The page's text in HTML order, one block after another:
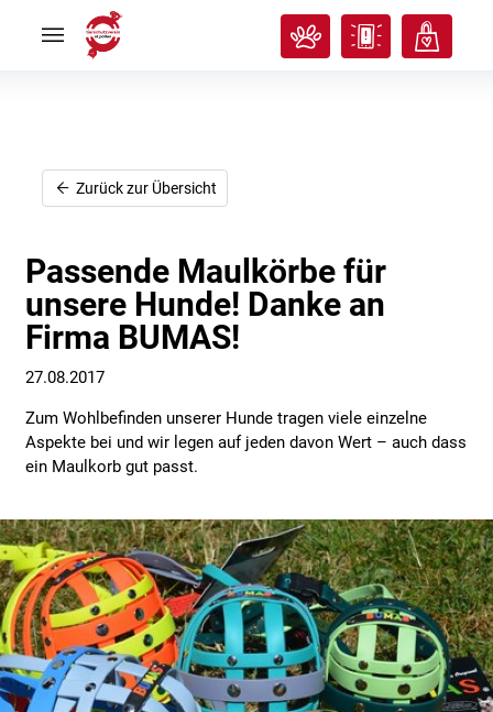
uns
Ich
will
uns
Ich
will
Zurück zur Übersicht
Passende Maulkörbe für
unsere Hunde! Danke an
Firma BUMAS!
27.08.2017
Zum Wohlbefinden unserer Hunde tragen viele einzelne
Aspekte bei und wir legen auf jeden davon Wert – auch dass
ein Maulkorb gut passt.